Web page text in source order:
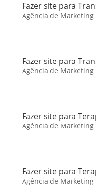
Fazer site para
Agência de
Fazer site para
Agência de
Fazer site para
Agência de
Fazer site para
Agência de